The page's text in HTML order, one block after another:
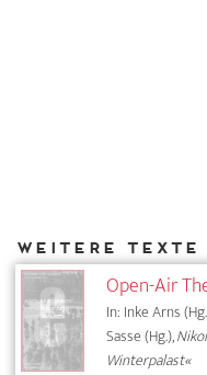
Open-Air
In: Inke Arns
Sasse (Hg.),
Winterpalast«